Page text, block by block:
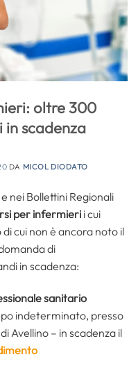
oltre 300
in scadenza
DA MICOL DIODATO
nei Bollettini Regionali
per infermieri i cui
cui non è ancora noto il
di
in scadenza:
sanitario
indeterminato, presso
Avellino – in scadenza il